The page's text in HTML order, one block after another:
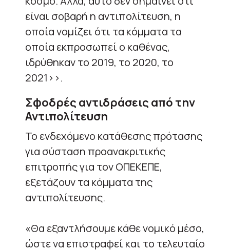
είναι σοβαρή η αντιπολίτευση, η
οποία νομίζει ότι τα κόμματα τα
οποία εκπροσωπεί ο καθένας,
ιδρύθηκαν το 2019, το 2020, το
2021>>.
Σφοδρές αντιδράσεις από την
Αντιπολίτευση
Το ενδεχόμενο κατάθεσης πρότασης
για σύσταση προανακριτικής
επιτροπής για τον ΟΠΕΚΕΠΕ,
εξετάζουν τα κόμματα της
αντιπολίτευσης.
«Θα εξαντλήσουμε κάθε νομικό μέσο,
ώστε να επιστραφεί και το τελευταίο